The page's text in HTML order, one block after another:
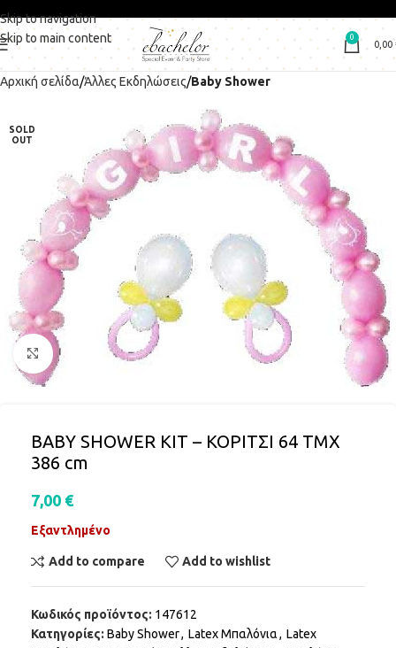
Skip to navigation
Skip to main content
0
0,00
Αρχική σελίδα Άλλες Εκδηλώσεις Baby Shower
SOLD
OUT
Click to enlarge
BABY SHOWER KIT – ΚΟΡΙΤΣΙ 64 ΤΜΧ
386 cm
7,00 €
Εξαντλημένο
Add to compare Add to wishlist
Κωδικός προϊόντος: 147612
Κατηγορίες: Baby Shower, Latex Μπαλόνια, Latex